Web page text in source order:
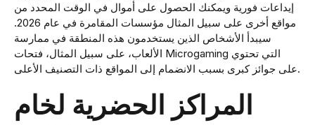
إيداعات فورية ويمكنك الحصول على أموال في الوقت المحدد من
مواقع أخرى على سبيل المثال مؤسسات المقامرة في عام 2026.
سيبدأ الأشخاص الذين يستخدمون هذه المنطقة في ممارسة
الألعاب، على سبيل المثال، فتحات Microgaming التي تحتوي
على جوائز كبرى بسبب الانضمام إلى المواقع ذات التصنيف الأعلى.
المراكز الحضرية لخام